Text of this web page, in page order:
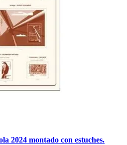
2024 montado con estuches.